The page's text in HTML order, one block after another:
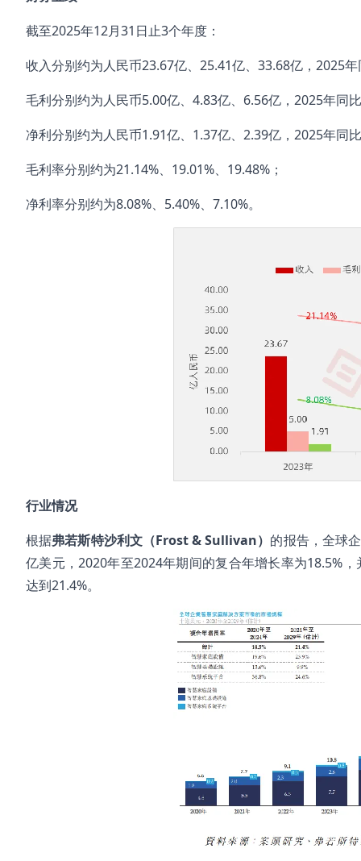
截至2025年12月31日止3个年度：
收入分别约为人民币23.67亿、25.41亿、33.68亿，2025
毛利分别约为人民币5.00亿、4.83亿、6.56亿，2025年同
净利分别约为人民币1.91亿、1.37亿、2.39亿，2025年同
毛利率分别约为21.14%、19.01%、19.48%；
净利率分别约为8.08%、5.40%、7.10%。
行业情况
根据弗若斯特沙利文（Frost & Sullivan） 的报告，全球
亿美元，2020年至2024年期间的复合年增长率为18.5%
达到21.4%。